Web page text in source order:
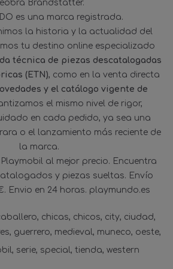
Brandstätter.
es una marca registrada.
la historia y la actualidad del
tu destino online especializado
técnica de piezas descatalogadas
(ETN), como en la venta directa
y el catálogo vigente de
el mismo nivel de rigor,
en cada pedido, ya sea una
o el lanzamiento más reciente de
la marca.
al mejor precio. Encuentra
y piezas sueltas. Envío
Envio en 24 horas. playmundo.es
chicas chicos city ciudad
guerrero medieval muneco oeste
serie special tienda western